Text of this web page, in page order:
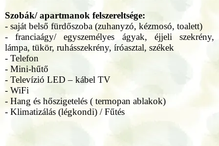
Szobák/ apartmanok felszereltsége:
- saját belső fürdőszoba (zuhanyzó, kézmosó, toalett)
- franciaágy/ egyszemélyes ágyak, éjjeli szekrény,
lámpa, tükör, ruhásszekrény, íróasztal, székek
- Telefon
- Mini-hűtő
- Televízió LED – kábel TV
- WiFi
- Hang és hőszigetelés ( termopan ablakok)
- Klimatizálás (légkondi) / Fűtés